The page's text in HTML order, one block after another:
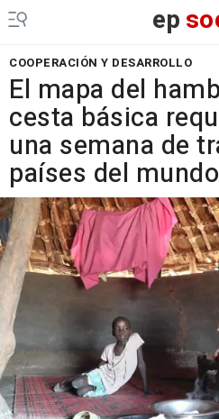
ep
COOPERACIÓN Y DESARROLLO
El mapa del
cesta básica
una semana de
países del mundo